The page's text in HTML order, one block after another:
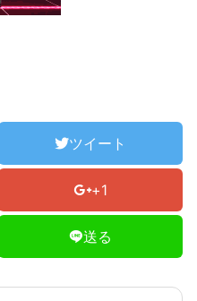
ツイート
+1
送る